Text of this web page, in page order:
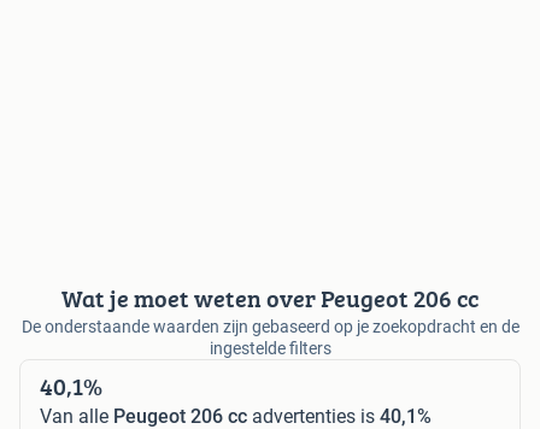
Wat je moet weten over Peugeot 206 cc
De onderstaande waarden zijn gebaseerd op je zoekopdracht en de
ingestelde filters
40,1%
Van alle Peugeot 206 cc advertenties is 40,1%